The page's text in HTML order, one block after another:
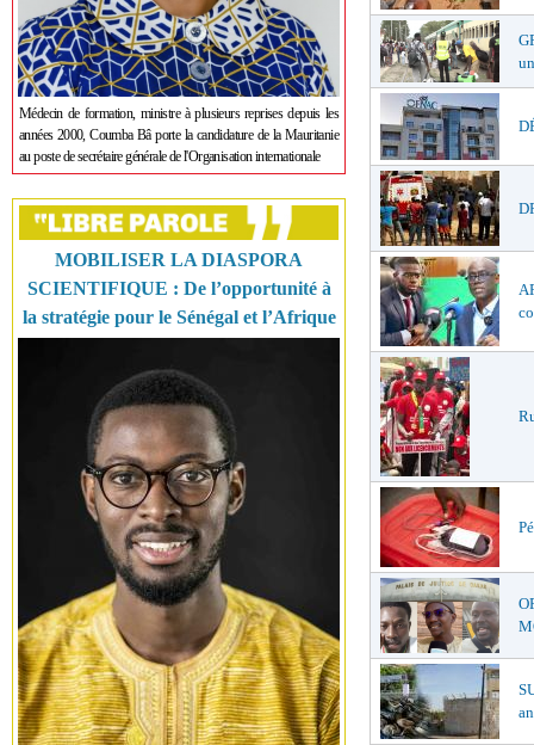
Médecin de formation, ministre à plusieurs reprises depuis les
années 2000, Coumba Bâ porte la candidature de la Mauritanie
au poste de secrétaire générale de l'Organisation internationale
MOBILISER LA DIASPORA
SCIENTIFIQUE : De l’opportunité à
la stratégie pour le Sénégal et l’Afrique